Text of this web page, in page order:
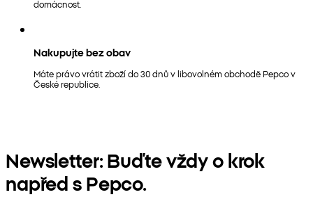
domácnost.
Nakupujte bez obav
Máte právo vrátit zboží do 30 dnů v libovolném obchodě Pepco v
České republice.
Newsletter: Buďte vždy o krok
napřed s Pepco.